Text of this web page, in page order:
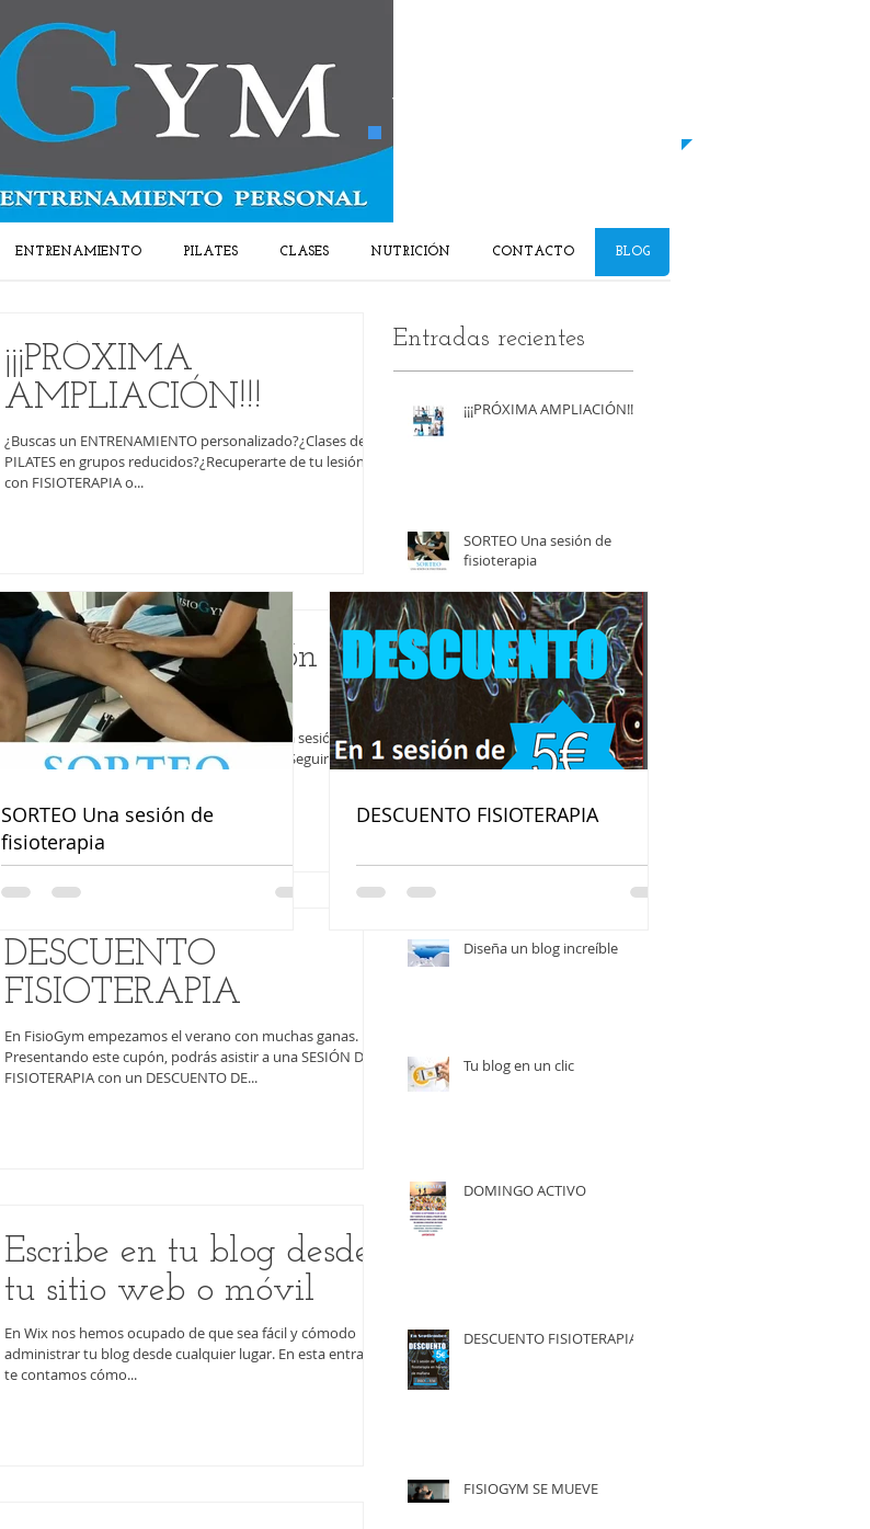
​Y EMPIEZA A MEJORAR TU SALUD
ENTRENAMIENTO PILATES CLASES NUTRICIÓN CONTACTO BLOG
¡¡¡PRÓXIMA
AMPLIACIÓN!!!
¿Buscas un ENTRENAMIENTO personalizado?¿Clases de
PILATES en grupos reducidos?¿Recuperarte de tu lesión
con FISIOTERAPIA o...
SORTEO Una sesión de
fisioterapia
SORTEO EN INSTAGRAM! ¿Quieres ganar una sesión de
fisioterapia con nosotros? Solo tienes que: -Seguirnos en
DESCUENTO
FISIOTERAPIA
En FisioGym empezamos el verano con muchas ganas.
Presentando este cupón, podrás asistir a una SESIÓN DE
FISIOTERAPIA con un DESCUENTO DE...
Escribe en tu blog desde
tu sitio web o móvil
En Wix nos hemos ocupado de que sea fácil y cómodo
administrar tu blog desde cualquier lugar. En esta entrada
te contamos cómo...
Entradas recientes
¡¡¡PRÓXIMA AMPLIACIÓN!!!
SORTEO Una sesión de
fisioterapia
DESCUENTO FISIOTERAPIA
Escribe en tu blog desde tu
Diseña un blog increíble
Tu blog en un clic
DOMINGO ACTIVO
DESCUENTO FISIOTERAPIA
FISIOGYM SE MUEVE
SORTEO Una sesión de
fisioterapia
DESCUENTO FISIOTERAPIA